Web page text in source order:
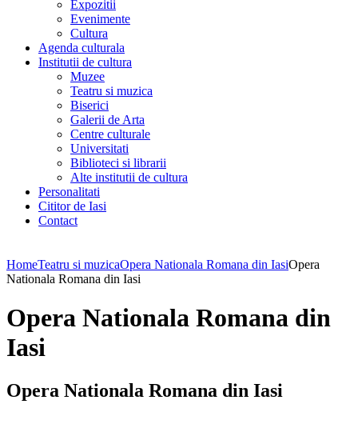
Expozitii
Evenimente
Cultura
Agenda culturala
Institutii de cultura
Muzee
Teatru si muzica
Biserici
Galerii de Arta
Centre culturale
Universitati
Biblioteci si librarii
Alte institutii de cultura
Personalitati
Cititor de Iasi
Contact
HomeTeatru si muzicaOpera Nationala Romana din IasiOpera
Nationala Romana din Iasi
Opera Nationala Romana din
Iasi
Opera Nationala Romana din Iasi